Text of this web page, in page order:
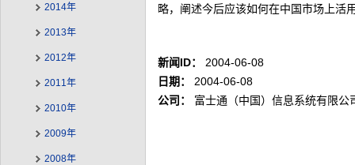
2014年
2013年
2012年
2011年
2010年
2009年
2008年
略，阐述今后应该如何在中国市场上活
新闻ID：
2004-06-08
日期：
2004-06-08
公司：
富士通（中国）信息系统有限公